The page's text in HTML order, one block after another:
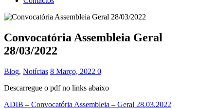
Convocatória Assembleia Geral
28/03/2022
Blog, Notícias 8 Março, 2022 0
Descarregue o pdf no links abaixo
ADIB – Convocatória Assembleia – Geral 28.03.2022